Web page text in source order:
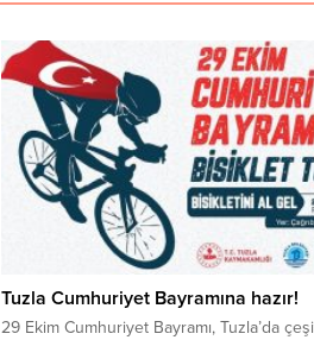
Tuzla Cumhuriyet Bayramına hazır!
29 Ekim Cumhuriyet Bayramı, Tuzla’da